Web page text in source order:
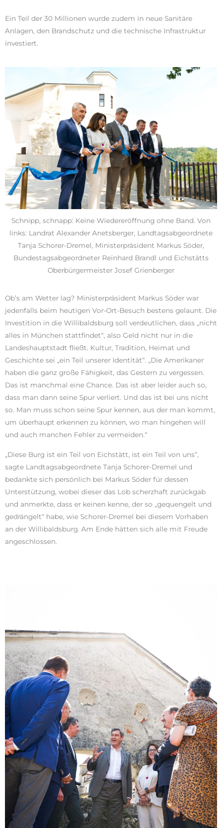
Ein Teil der 30 Millionen wurde zudem in neue Sanitäre
Anlagen, den Brandschutz und die technische Infrastruktur
investiert.
Schnipp, schnapp: Keine Wiedereröffnung ohne Band. Von
links: Landrat Alexander Anetsberger, Landtagsabgeordnete
Tanja Schorer-Dremel, Ministerpräsident Markus Söder,
Bundestagsabgeordneter Reinhard Brandl und Eichstätts
Oberbürgermeister Josef Grienberger
Ob’s am Wetter lag? Ministerpräsident Markus Söder war
jedenfalls beim heutigen Vor-Ort-Besuch bestens gelaunt. Die
Investition in die Willibaldsburg soll verdeutlichen, dass „nicht
alles in München stattfindet“, also Geld nicht nur in die
Landeshauptstadt fließt. Kultur, Tradition, Heimat und
Geschichte sei „ein Teil unserer Identität“. „Die Amerikaner
haben die ganz große Fähigkeit, das Gestern zu vergessen.
Das ist manchmal eine Chance. Das ist aber leider auch so,
dass man dann seine Spur verliert. Und das ist bei uns nicht
so. Man muss schon seine Spur kennen, aus der man kommt,
um überhaupt erkennen zu können, wo man hingehen will
und auch manchen Fehler zu vermeiden.“
„Diese Burg ist ein Teil von Eichstätt, ist ein Teil von uns“,
sagte Landtagsabgeordnete Tanja Schorer-Dremel und
bedankte sich persönlich bei Markus Söder für dessen
Unterstützung, wobei dieser das Lob scherzhaft zurückgab
und anmerkte, dass er keinen kenne, der so „gequengelt und
gedrängelt“ habe, wie Schorer-Dremel bei diesem Vorhaben
an der Willibaldsburg. Am Ende hätten sich alle mit Freude
angeschlossen.